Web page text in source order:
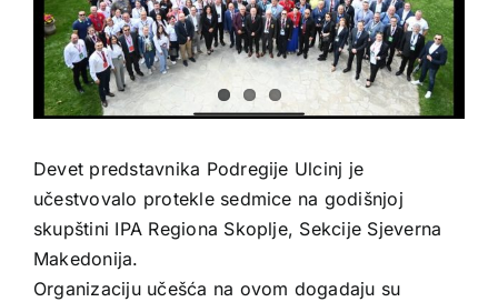
Devet predstavnika Podregije Ulcinj je
učestvovalo protekle sedmice na godišnjoj
skupštini IPA Regiona Skoplje, Sekcije Sjeverna
Makedonija.
Organizaciju učešća na ovom dogadaju su